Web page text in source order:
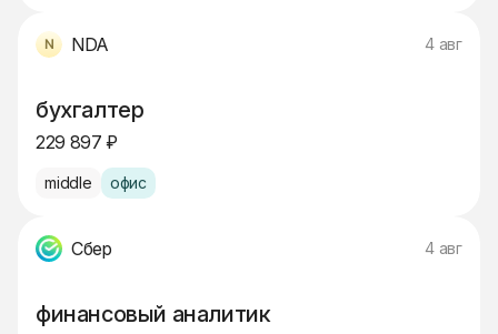
NDA 4 авг
бухгалтер
229 897 ₽
middle офис
Сбер 4 авг
финансовый аналитик